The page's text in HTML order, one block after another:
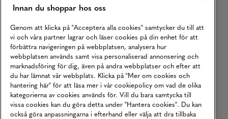
Returer
Köpvillkor
Karriär
Vårt Ansvar
Våra Tjänster
Press
Studentrabatt
Innan du shoppar hos oss
Genom att klicka på "Acceptera alla cookies" samtycker du till att
vi och våra partner lagrar och läser cookies på din enhet för att
förbättra navigeringen på webbplatsen, analysera hur
webbplatsen används samt visa personaliserad annonsering och
marknadsföring för dig, även på andra webbplatser och efter att
du har lämnat vår webbplats. Klicka på "Mer om cookies och
hantering här" för att läsa mer i vår cookiepolicy om vad de olika
kategorierna av cookies används för. Vill du bara samtycka till
vissa cookies kan du göra detta under "Hantera cookies". Du kan
också göra anpassningarna i efterhand eller välja att dra tillbaka